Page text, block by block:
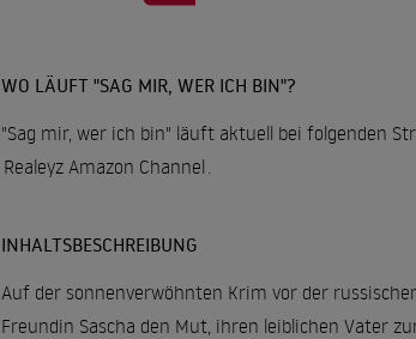
WO LÄUFT "SAG MIR, WER ICH BIN"?
"Sag mir, wer ich bin" läuft aktuell bei folgenden
Realeyz Amazon Channel
INHALTSBESCHREIBUNG
Auf der sonnenverwöhnten Krim vor der
Freundin Sascha den Mut, ihren leiblichen Vater